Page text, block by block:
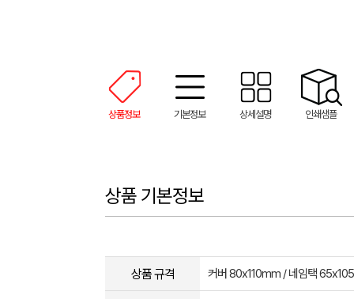
상품정보 기본정보 상세설명 인쇄샘플
상품 기본정보
상품 규격 커버 80x110mm / 네임택